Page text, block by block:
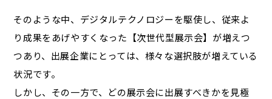
そのような中、デジタルテクノロジーを駆使し、従来よ
り成果をあげやすくなった【次世代型展示会】が増えつ
つあり、出展企業にとっては、様々な選択肢が増えている
状況です。
しかし、その一方で、どの展示会に出展すべきかを見極